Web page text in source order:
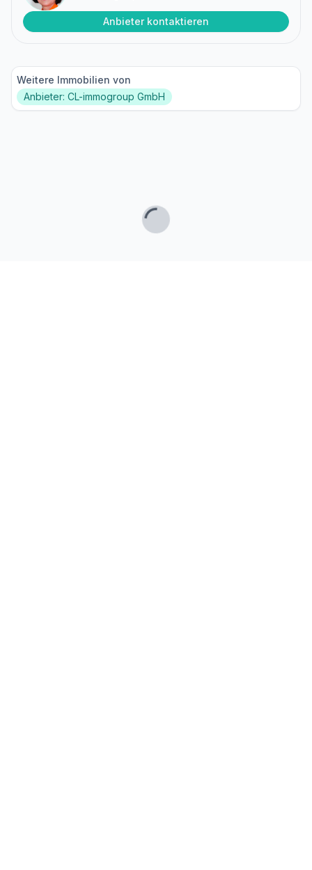
Anbieter kontaktieren
Weitere Immobilien von
Anbieter: CL-immogroup GmbH